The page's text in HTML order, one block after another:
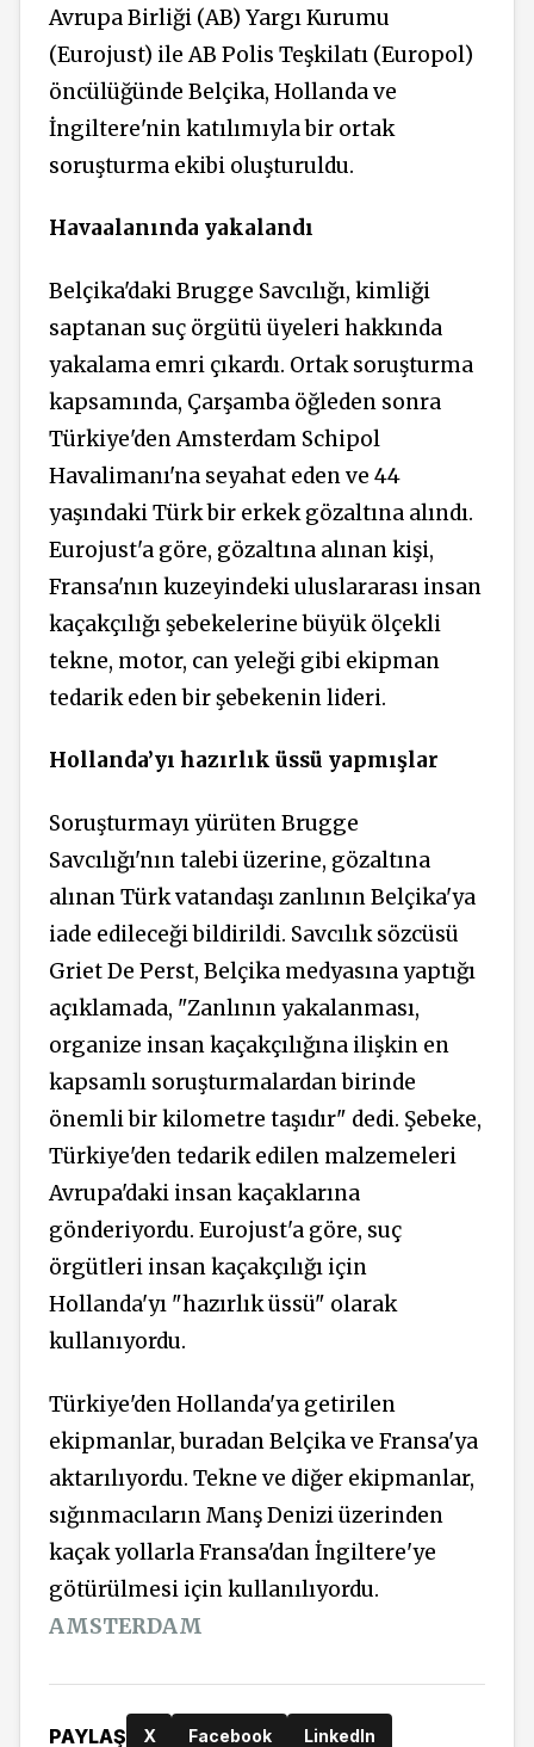
Avrupa Birliği (AB) Yargı Kurumu
(Eurojust) ile AB Polis Teşkilatı (Europol)
öncülüğünde Belçika, Hollanda ve
İngiltere'nin katılımıyla bir ortak
soruşturma ekibi oluşturuldu.
Havaalanında yakalandı
Belçika'daki Brugge Savcılığı, kimliği
saptanan suç örgütü üyeleri hakkında
yakalama emri çıkardı. Ortak soruşturma
kapsamında, Çarşamba öğleden sonra
Türkiye'den Amsterdam Schipol
Havalimanı'na seyahat eden ve 44
yaşındaki Türk bir erkek gözaltına alındı.
Eurojust'a göre, gözaltına alınan kişi,
Fransa'nın kuzeyindeki uluslararası insan
kaçakçılığı şebekelerine büyük ölçekli
tekne, motor, can yeleği gibi ekipman
tedarik eden bir şebekenin lideri.
Hollanda’yı hazırlık üssü yapmışlar
Soruşturmayı yürüten Brugge
Savcılığı'nın talebi üzerine, gözaltına
alınan Türk vatandaşı zanlının Belçika'ya
iade edileceği bildirildi. Savcılık sözcüsü
Griet De Perst, Belçika medyasına yaptığı
açıklamada, "Zanlının yakalanması,
organize insan kaçakçılığına ilişkin en
kapsamlı soruşturmalardan birinde
önemli bir kilometre taşıdır" dedi. Şebeke,
Türkiye'den tedarik edilen malzemeleri
Avrupa'daki insan kaçaklarına
gönderiyordu. Eurojust'a göre, suç
örgütleri insan kaçakçılığı için
Hollanda'yı "hazırlık üssü" olarak
kullanıyordu.
Türkiye'den Hollanda'ya getirilen
ekipmanlar, buradan Belçika ve Fransa'ya
aktarılıyordu. Tekne ve diğer ekipmanlar,
sığınmacıların Manş Denizi üzerinden
kaçak yollarla Fransa'dan İngiltere'ye
götürülmesi için kullanılıyordu.
AMSTERDAM
PAYLAŞ X Facebook LinkedIn